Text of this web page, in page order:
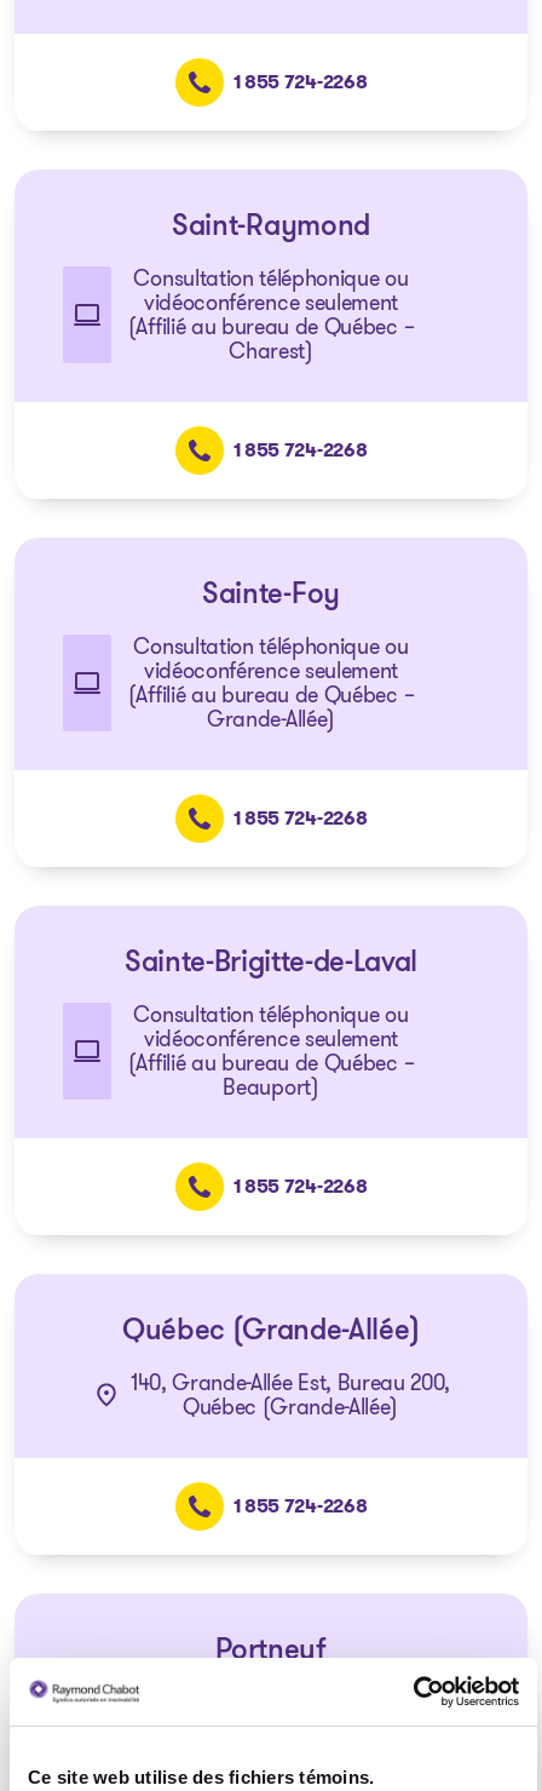
Ce site web utilise des fichiers témoins.
1 855 724-2268
Saint-Raymond
Consultation téléphonique ou
vidéoconférence seulement
(Affilié au bureau de Québec –
Charest)
1 855 724-2268
Sainte-Foy
Consultation téléphonique ou
vidéoconférence seulement
(Affilié au bureau de Québec –
Grande-Allée)
1 855 724-2268
Sainte-Brigitte-de-Laval
Consultation téléphonique ou
vidéoconférence seulement
(Affilié au bureau de Québec –
Beauport)
1 855 724-2268
Québec (Grande-Allée)
140, Grande-Allée Est, Bureau 200,
Québec (Grande-Allée)
1 855 724-2268
Portneuf
Consultation téléphonique ou
vidéoconférence seulement
Charest)